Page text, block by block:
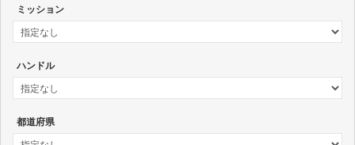
ミッション
ハンドル
都道府県